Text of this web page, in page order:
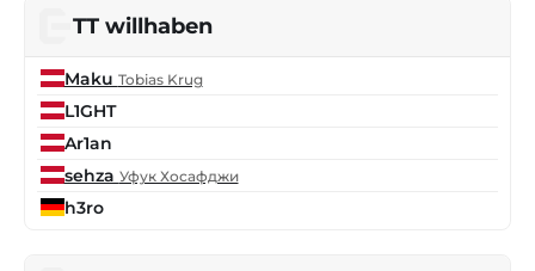
TT willhaben
Maku Tobias Krug
L1GHT
Ar1an
sehza Уфук Хосафджи
h3ro